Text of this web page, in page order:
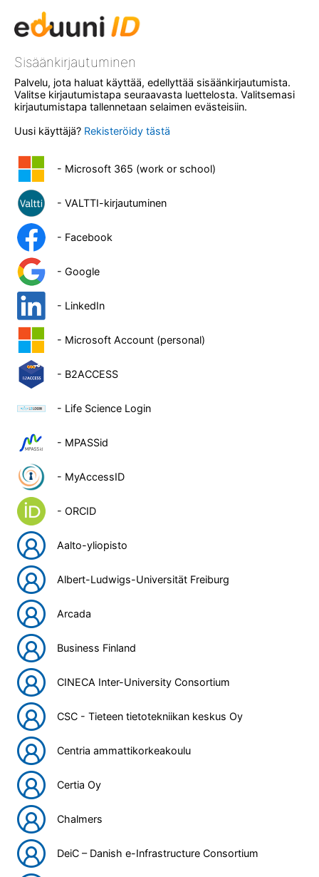
Sisäänkirjautuminen
Palvelu, jota haluat käyttää, edellyttää sisäänkirjautumista.
Valitse kirjautumistapa seuraavasta luettelosta. Valitsemasi
kirjautumistapa tallennetaan selaimen evästeisiin.
Uusi käyttäjä? Rekisteröidy tästä
- Microsoft 365 (work or school)
- VALTTI-kirjautuminen
- Facebook
- Google
- LinkedIn
- Microsoft Account (personal)
- B2ACCESS
- Life Science Login
- MPASSid
- MyAccessID
- ORCID
Aalto-yliopisto
Albert-Ludwigs-Universität Freiburg
Arcada
Business Finland
CINECA Inter-University Consortium
CSC - Tieteen tietotekniikan keskus Oy
Centria ammattikorkeakoulu
Certia Oy
Chalmers
DeiC – Danish e-Infrastructure Consortium